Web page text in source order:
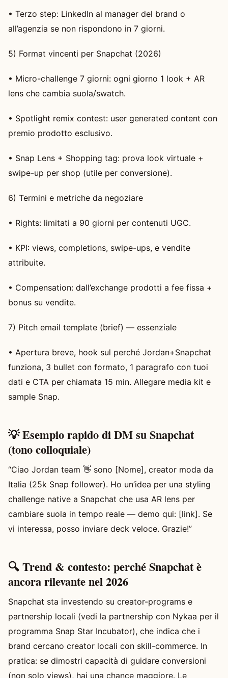
• Terzo step: LinkedIn al manager del brand o
all’agenzia se non rispondono in 7 giorni.
5) Format vincenti per Snapchat (2026)
• Micro-challenge 7 giorni: ogni giorno 1 look + AR
lens che cambia suola/swatch.
• Spotlight remix contest: user generated content con
premio prodotto esclusivo.
• Snap Lens + Shopping tag: prova look virtuale +
swipe-up per shop (utile per conversione).
6) Termini e metriche da negoziare
• Rights: limitati a 90 giorni per contenuti UGC.
• KPI: views, completions, swipe-ups, e vendite
attribuite.
• Compensation: dall’exchange prodotti a fee fissa +
bonus su vendite.
7) Pitch email template (brief) — essenziale
• Apertura breve, hook sul perché Jordan+Snapchat
funziona, 3 bullet con formato, 1 paragrafo con tuoi
dati e CTA per chiamata 15 min. Allegare media kit e
sample Snap.
💡 Esempio rapido di DM su Snapchat
(tono colloquiale)
“Ciao Jordan team 👋 sono [Nome], creator moda da
Italia (25k Snap follower). Ho un’idea per una styling
challenge native a Snapchat che usa AR lens per
cambiare suola in tempo reale — demo qui: [link]. Se
vi interessa, posso inviare deck veloce. Grazie!”
🔍 Trend & contesto: perché Snapchat è
ancora rilevante nel 2026
Snapchat sta investendo su creator-programs e
partnership locali (vedi la partnership con Nykaa per il
programma Snap Star Incubator), che indica che i
brand cercano creator locali con skill-commerce. In
pratica: se dimostri capacità di guidare conversioni
(non solo views), hai una chance maggiore. Le